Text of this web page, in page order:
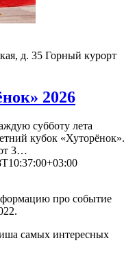
д. 35 Горный курорт
2026
субботу лета
кубок «Хуторёнок».
3…
про событие
самых интересных